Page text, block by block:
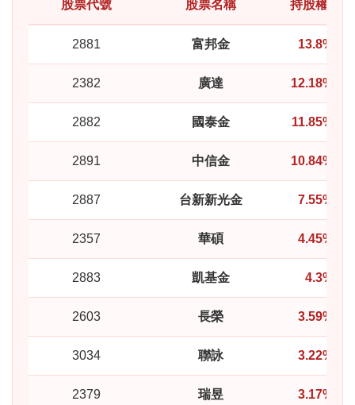
股票代號 股票名稱 持股權重
2881 富邦金 13.8%
2382 廣達 12.18%
2882 國泰金 11.85%
2891 中信金 10.84%
2887 台新新光金 7.55%
2357 華碩 4.45%
2883 凱基金 4.3%
2603 長榮 3.59%
3034 聯詠 3.22%
2379 瑞昱 3.17%